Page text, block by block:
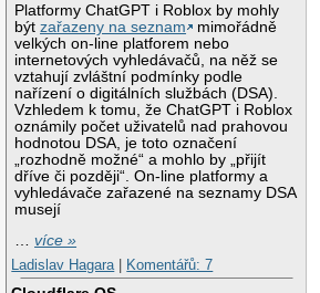
Platformy ChatGPT i Roblox by mohly
býtzařazeny na seznam
mimořádně
velkých on-line platforem nebo
internetových vyhledávačů, na něž se
vztahují zvláštní podmínky podle
nařízení o digitálních službách (DSA).
Vzhledem k tomu, že ChatGPT i Roblox
oznámily počet uživatelů nad prahovou
hodnotou DSA, je toto označení
„rozhodně možné“ a mohlo by „přijít
dříve či později“. On-line platformy a
vyhledávače zařazené na seznamy DSA
musejí
…více »
Ladislav Hagara
Komentářů: 7